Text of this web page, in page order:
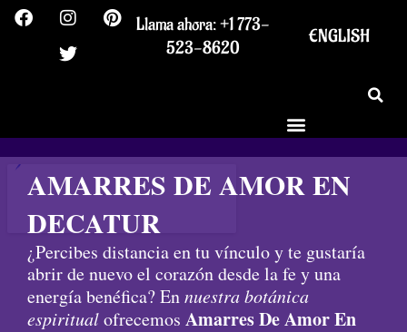
contenido
F
a
k
I
n
s
t
a
m
P
i
s
t
T
w
i
t
Llama ahora: +1 773-
523-8620
ENGLISH
AMARRES DE AMOR EN
DECATUR
¿Percibes distancia en tu vínculo y te gustaría
abrir de nuevo el corazón desde la fe y una
energía benéfica? Ennuestra botánica
espiritualofrecemos Amarres De Amor En